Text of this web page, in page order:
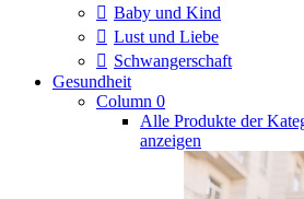
Baby und Kind
Lust und Liebe
Schwangerschaft
Gesundheit
Column 0
Alle Produkte der
anzeigen